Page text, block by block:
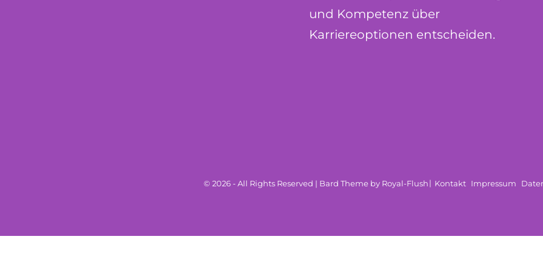
und Kompetenz über
Karriereoptionen entscheiden.
© 2026 - All Rights Reserved | Bard Theme by Royal-Flush Kontakt Impressum